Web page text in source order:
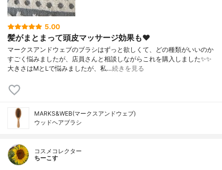
5.00
髪がまとまって頭皮マッサージ効果も❤️
マークスアンドウェブのブラシはずっと欲しくて、どの種類がいいのか
すごく悩みましたが、店員さんと相談しながらこれを購入しました✨✨
大きさはMとLで悩みましたが、私…続きを見る
MARKS&WEB(マークスアンドウェブ)
ウッドヘアブラシ
コスメコレクター
ちーこす